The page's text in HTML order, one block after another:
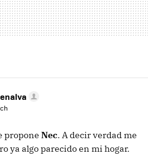
propone Nec. A decir verdad me
ya algo parecido en mi hogar.